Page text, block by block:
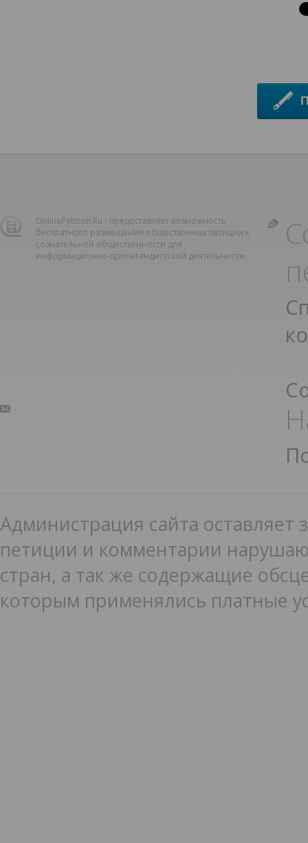
OnlinePetition.Ru - предоставляет возможность
бесплатного размещения общественных петиции к
сознательной общественности для
информационно-пропагандистской деятельности.
Администрация сайта оставляет
петиции и комментарии
стран, а так же содержащие
которым применялись платные